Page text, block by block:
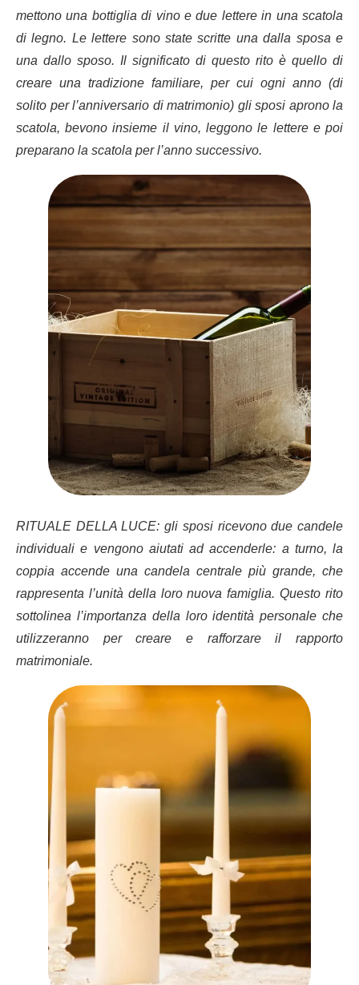
mettono una bottiglia di vino e due lettere in una scatola
di legno. Le lettere sono state scritte una dalla sposa e
una dallo sposo. Il significato di questo rito è quello di
creare una tradizione familiare, per cui ogni anno (di
solito per l’anniversario di matrimonio) gli sposi aprono la
scatola, bevono insieme il vino, leggono le lettere e poi
preparano la scatola per l’anno successivo.
RITUALE DELLA LUCE:gli sposi ricevono due candele
individuali e vengono aiutati ad accenderle: a turno, la
coppia accende una candela centrale più grande, che
rappresenta l’unità della loro nuova famiglia. Questo rito
sottolinea l’importanza della loro identità personale che
utilizzeranno per creare e rafforzare il rapporto
matrimoniale.